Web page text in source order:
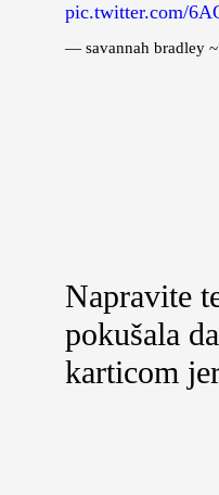
pic.twitter.com/
— savannah bradley
Napravite
pokušala
karticom